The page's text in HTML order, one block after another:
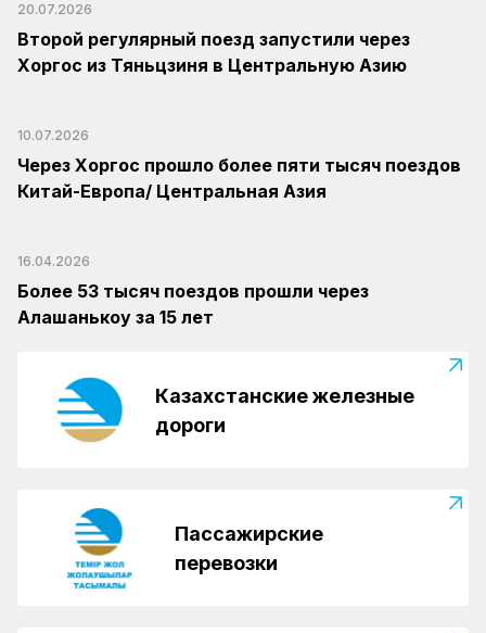
20.07.2026
Второй регулярный поезд запустили через
Хоргос из Тяньцзиня в Центральную Азию
10.07.2026
Через Хоргос прошло более пяти тысяч поездов
Китай-Европа/ Центральная Азия
16.04.2026
Более 53 тысяч поездов прошли через
Алашанькоу за 15 лет
Казахстанские железные
дороги
Пассажирские
перевозки